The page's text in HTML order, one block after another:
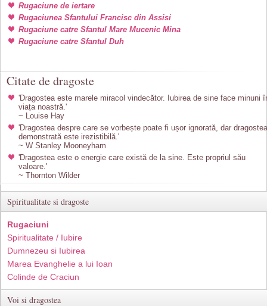
Rugaciune de iertare
Rugaciunea Sfantului Francisc din Assisi
Rugaciune catre Sfantul Mare Mucenic Mina
Rugaciune catre Sfantul Duh
Citate de dragoste
'Dragostea este marele miracol vindecător. Iubirea de sine face minuni
viața noastră.'
~ Louise Hay
'Dragostea despre care se vorbește poate fi ușor ignorată, dar dragostea
demonstrată este irezistibilă.'
~ W Stanley Mooneyham
'Dragostea este o energie care există de la sine. Este propriul său
valoare.'
~ Thornton Wilder
Spiritualitate si dragoste
Rugaciuni
Spiritualitate / Iubire
Dumnezeu si Iubirea
Marea Evanghelie a lui Ioan
Colinde de Craciun
Voi si dragostea